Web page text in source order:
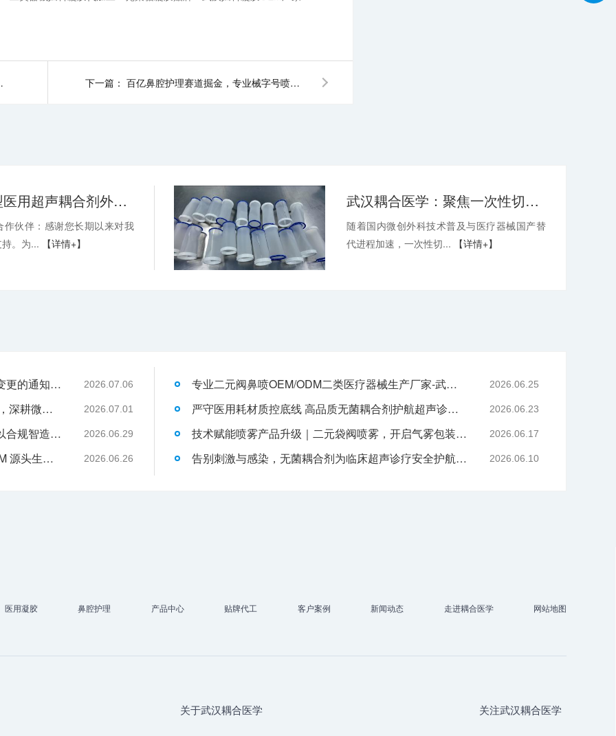
理规范》 下一篇： 百亿鼻腔护理赛道掘金，专业械字号喷雾代工选武汉耦合医学
关于消毒型医用超声耦合剂外包装装箱方式变更的通知-武汉耦合医学
作伙伴：感谢您长期以来对我
。为...
【详情+】
武汉耦合医学：聚焦一次性切口保护套OEM，深耕微创耗材定制代工领域
随着国内微创外科技术普及与医疗器械国产替
代进程加速，一次性切...
【详情+】
关于消毒型医用超声耦合剂外包装装箱方式变更的通知-武汉耦合医学 2026.07.06
武汉耦合医学：聚焦一次性切口保护套OEM，深耕微创耗材定制代工领域 2026.07.01
液体伤口敷料代工行业升级，武汉耦合医学以合规智造赋能品牌发展 2026.06.29
武汉耦合医学｜专业二类妇科凝胶 OEM/ODM 源头生产厂家 2026.06.26
专业二元阀鼻喷OEM/ODM二类医疗器械生产厂家-武汉耦合医学 2026.06.25
严守医用耗材质控底线 高品质无菌耦合剂护航超声诊疗院感安全-武汉耦合医学 2026.06.23
技术赋能喷雾产品升级｜二元袋阀喷雾，开启气雾包装新工艺时代 2026.06.17
告别刺激与感染，无菌耦合剂为临床超声诊疗安全护航-武汉耦合医学 2026.06.10
医用凝胶 鼻腔护理 产品中心 贴牌代工 客户案例 新闻动态 走进耦合医学 网站地图
关于武汉耦合医学 关注武汉耦合医学